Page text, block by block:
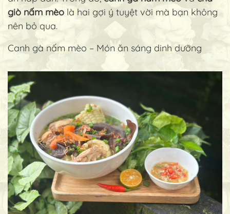
giò nấm mèo là hai gợi ý tuyệt vời mà bạn không
nên bỏ qua.
Canh gà nấm mèo – Món ăn sáng dinh dưỡng